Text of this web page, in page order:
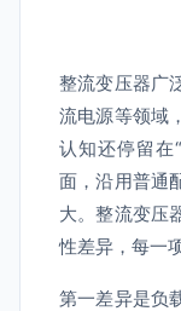
整流变压器广
流电源等领域
认知还停留在
面，沿用普通
大。整流变压
性差异，每一
第一差异是负